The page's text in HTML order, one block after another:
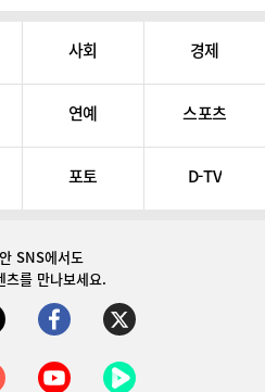
사회 경제
연예 스포츠
포토 D-TV
SNS에서도
츠를 만나보세요.